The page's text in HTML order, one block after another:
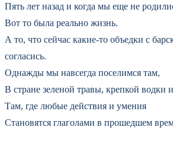
Пять лет назад и когда мы еще не
Вот то была реально жизнь.
А то, что сейчас какие-то объедки с
согласись.
Однажды мы навсегда поселимся там,
В стране зеленой травы, крепкой
Там, где любые действия и умения
Становятся глаголами в прошедшем